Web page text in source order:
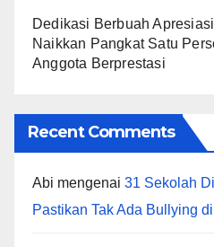
Dedikasi Berbuah
Naikkan Pangkat Satu
Anggota Berprestasi
Recent Comments
Abi mengenai 31 Sekolah
Pastikan Tak Ada Bullying